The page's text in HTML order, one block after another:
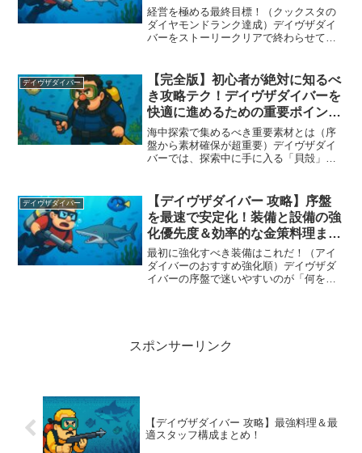
攻略
経営を極める最終目標！（クックスタの
ダイヤモンドランク達成）デイヴザダイ
バーをストーリークリアで終わらせてし
が、クックスタのダイヤモンドランク達
成です。ダイヤモンド到達に...
デイヴザダイバー
【完全版】初心者が絶対に知るべ
き攻略テク！デイヴザダイバーを
快適に進めるための重要ポイント
総まとめ！
海中探索で集めるべき重要素材とは（序
盤から素材確保が超重要）デイヴザダイ
バーでは、探索中に手に入る「貝殻」
値が分かりにくいこれらのアイテムです
が、後々の武器強化やミッシ...
デイヴザダイバー
【デイヴザダイバー 攻略】序盤
を最速で安定化！装備と設備の強
化優先度＆効率的な金策料理まと
め
最初に強化すべき装備はこれだ！（アイ
ダイバーのおすすめ強化順）デイヴザダ
イバーの序盤で迷いやすいのが「何を最
スポンサーリンク
【デイヴザダイバー 攻略】最強料理＆最
適スタッフ構成まとめ！